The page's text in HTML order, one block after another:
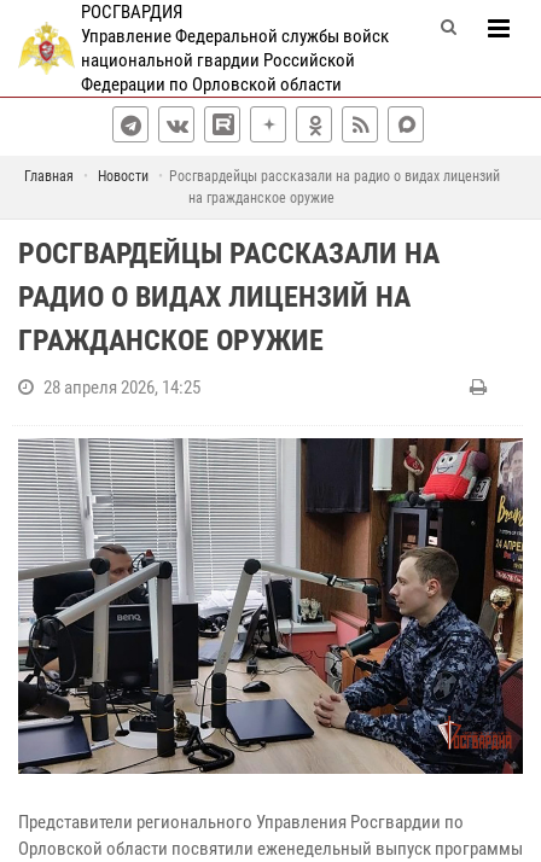
РОСГВАРДИЯ
Управление Федеральной службы войск
национальной гвардии Российской
Федерации по Орловской области
Главная Новости
Росгвардейцы рассказали на радио о видах лицензий
на гражданское оружие
РОСГВАРДЕЙЦЫ РАССКАЗАЛИ НА
РАДИО О ВИДАХ ЛИЦЕНЗИЙ НА
ГРАЖДАНСКОЕ ОРУЖИЕ
28 апреля 2026, 14:25
Представители регионального Управления Росгвардии по
Орловской области посвятили еженедельный выпуск программы